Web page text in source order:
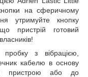
на сферичному
утримуйте кнопку
пристрій готовий
з вібрацією,
кабелю в основу
пристрою або до